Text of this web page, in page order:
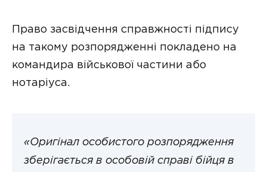
Право засвідчення справжності підпису
на такому розпорядженні покладено на
командира військової частини або
нотаріуса.
«Оригінал особистого розпорядження
зберігається в особовій справі бійця в